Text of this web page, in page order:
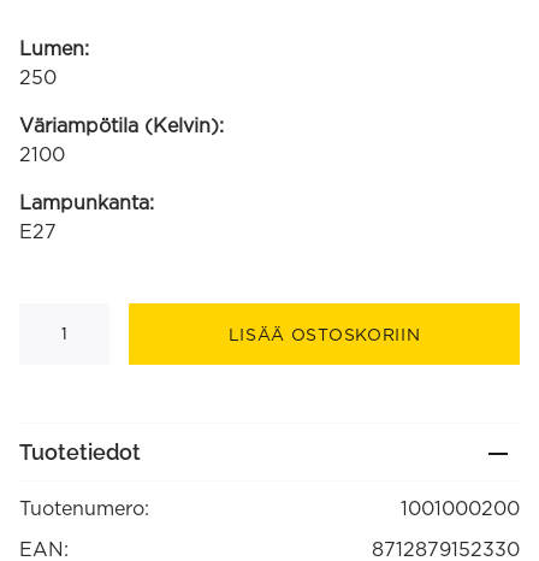
Lumen:
250
Väriampötila (Kelvin):
2100
Lampunkanta:
E27
E27
2100K
(1001000200)
LISÄÄ OSTOSKORIIN
Tuotetiedot
Tuotenumero:
1001000200
EAN:
8712879152330